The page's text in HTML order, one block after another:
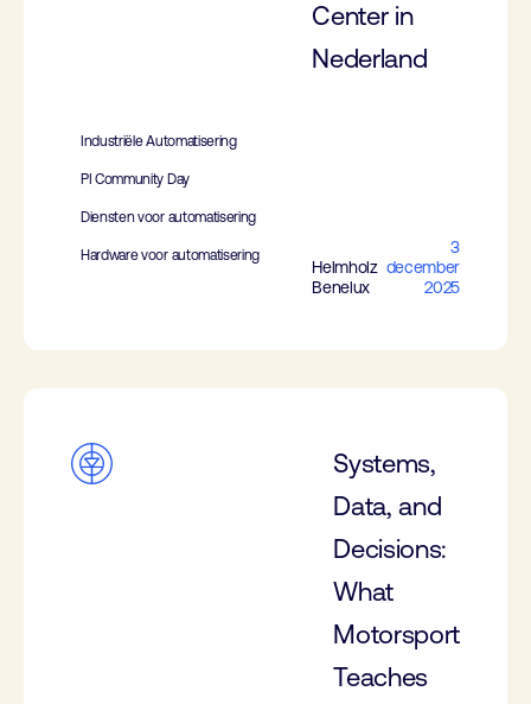
Center in
Nederland
Industriële Automatisering
PI Community Day
Diensten voor automatisering
Hardware voor automatisering
Helmholz
Benelux
3
december
2025
Systems,
Data, and
Decisions:
What
Motorsport
Teaches